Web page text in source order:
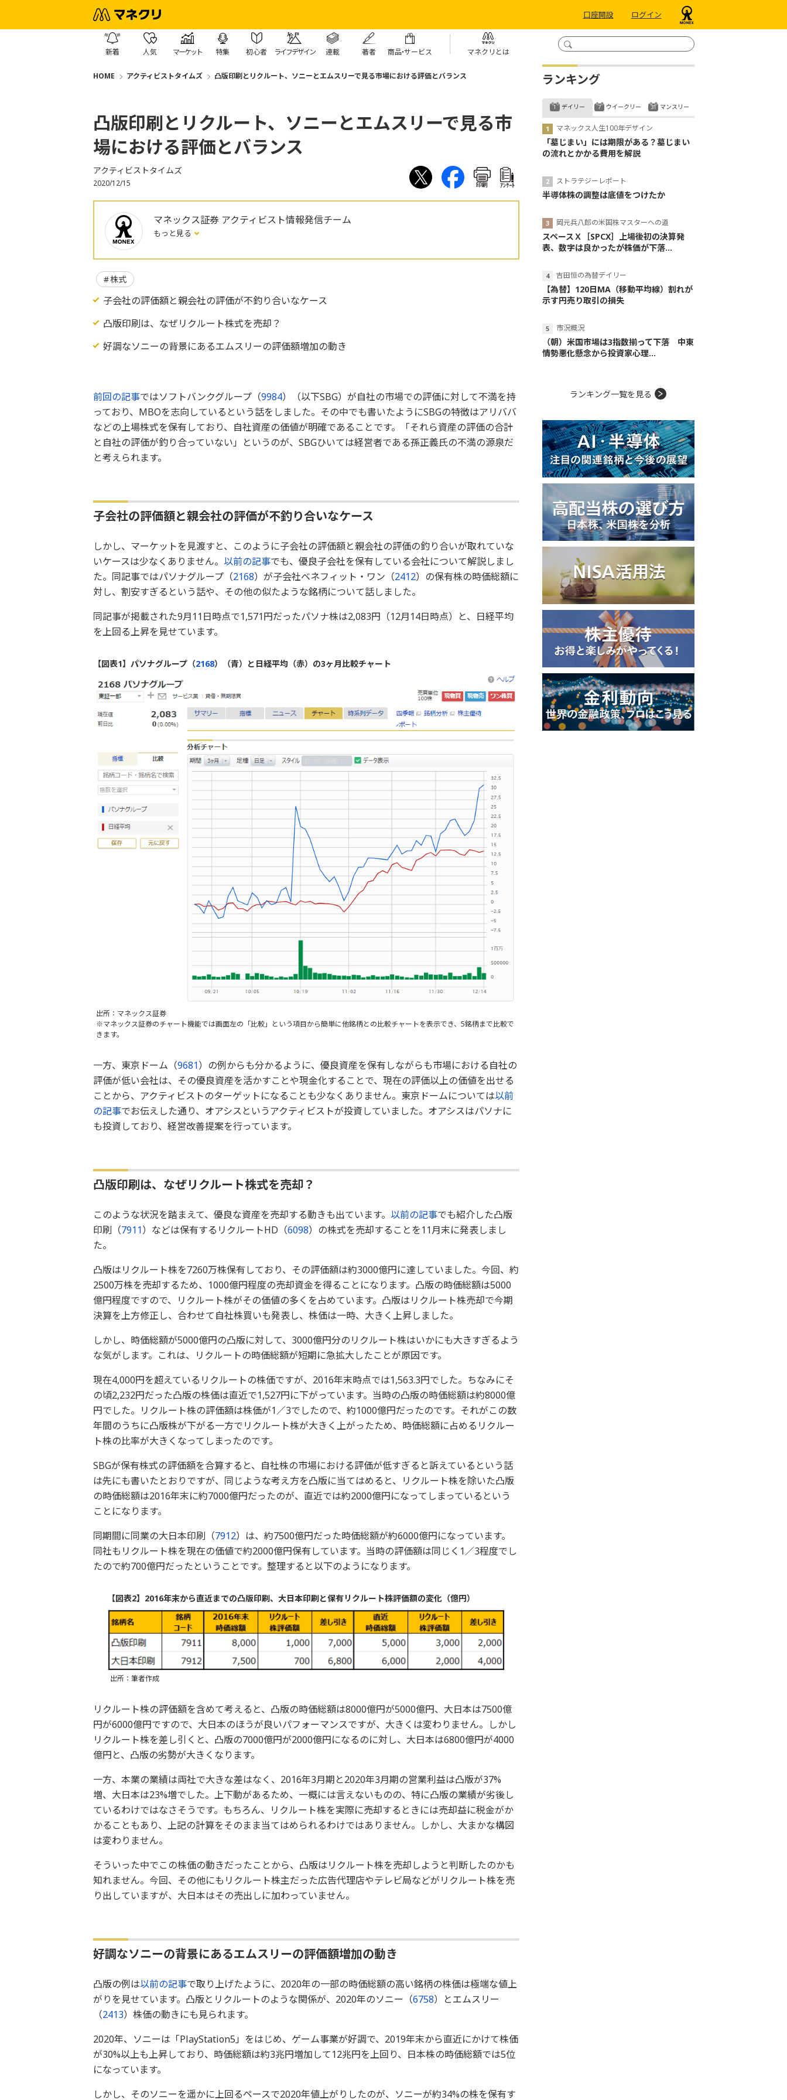
口座開設 ログイン
新着 人気 マーケット 特集 初心者 ライフデザイン 連載 著者 商品・サービス マネクリとは
HOME アクティビストタイムズ 凸版印刷とリクルート、ソニーとエムスリーで見る市場における評価とバランス
凸版印刷とリクルート、ソニーとエムスリーで見る市
場における評価とバランス
アクティビストタイムズ
2020/12/15 印刷 ｱﾝｹｰﾄ
マネックス証券 アクティビスト情報発信チーム
もっと見る
株式
子会社の評価額と親会社の評価が不釣り合いなケース
凸版印刷は、なぜリクルート株式を売却？
好調なソニーの背景にあるエムスリーの評価額増加の動き
前回の記事ではソフトバンクグループ（9984）（以下SBG）が自社の市場での評価に対して不満を持
っており、MBOを志向しているという話をしました。その中でも書いたようにSBGの特徴はアリババ
などの上場株式を保有しており、自社資産の価値が明確であることです。「それら資産の評価の合計
と自社の評価が釣り合っていない」というのが、SBGひいては経営者である孫正義氏の不満の源泉だ
と考えられます。
子会社の評価額と親会社の評価が不釣り合いなケース
しかし、マーケットを見渡すと、このように子会社の評価額と親会社の評価の釣り合いが取れていな
いケースは少なくありません。 以前の記事でも、優良子会社を保有している会社について解説しまし
た。同記事ではパソナグループ（2168）が子会社ベネフィット・ワン（2412）の保有株の時価総額に
対し、割安すぎるという話や、その他の似たような銘柄について話しました。
同記事が掲載された9月11日時点で1,571円だったパソナ株は2,083円（12月14日時点）と、日経平均
を上回る上昇を見せています。
【図表1】パソナグループ（2168）（青）と日経平均（赤）の3ヶ月比較チャート
出所：マネックス証券
※マネックス証券のチャート機能では画面左の「比較」という項目から簡単に他銘柄との比較チャートを表示でき、5銘柄まで比較で
きます。
一方、東京ドーム（9681）の例からも分かるように、優良資産を保有しながらも市場における自社の
評価が低い会社は、その優良資産を活かすことや現金化することで、現在の評価以上の価値を出せる
ことから、アクティビストのターゲットになることも少なくありません。東京ドームについては以前
の記事でお伝えした通り、オアシスというアクティビストが投資していました。オアシスはパソナに
も投資しており、経営改善提案を行っています。
凸版印刷は、なぜリクルート株式を売却？
このような状況を踏まえて、優良な資産を売却する動きも出ています。 以前の記事でも紹介した凸版
印刷（7911）などは保有するリクルートHD（6098）の株式を売却することを11月末に発表しまし
た。
凸版はリクルート株を7260万株保有しており、その評価額は約3000億円に達していました。今回、約
2500万株を売却するため、1000億円程度の売却資金を得ることになります。凸版の時価総額は5000
億円程度ですので、リクルート株がその価値の多くを占めています。凸版はリクルート株売却で今期
決算を上方修正し、合わせて自社株買いも発表し、株価は一時、大きく上昇しました。
しかし、時価総額が5000億円の凸版に対して、3000億円分のリクルート株はいかにも大きすぎるよう
な気がします。これは、リクルートの時価総額が短期に急拡大したことが原因です。
現在4,000円を超えているリクルートの株価ですが、2016年末時点では1,563.3円でした。ちなみにそ
の頃2,232円だった凸版の株価は直近で1,527円に下がっています。当時の凸版の時価総額は約8000億
円でした。リクルート株の評価額は株価が1／3でしたので、約1000億円だったのです。それがこの数
年間のうちに凸版株が下がる一方でリクルート株が大きく上がったため、時価総額に占めるリクルー
ト株の比率が大きくなってしまったのです。
SBGが保有株式の評価額を合算すると、自社株の市場における評価が低すぎると訴えているという話
は先にも書いたとおりですが、同じような考え方を凸版に当てはめると、リクルート株を除いた凸版
の時価総額は2016年末に約7000億円だったのが、直近では約2000億円になってしまっているという
ことになります。
同期間に同業の大日本印刷（7912）は、約7500億円だった時価総額が約6000億円になっています。
同社もリクルート株を現在の価値で約2000億円保有しています。当時の評価額は同じく1／3程度でし
たので約700億円だったということです。整理すると以下のようになります。
【図表2】2016年末から直近までの凸版印刷、大日本印刷と保有リクルート株評価額の変化（億円）
出所：筆者作成
リクルート株の評価額を含めて考えると、凸版の時価総額は8000億円が5000億円、大日本は7500億
円が6000億円ですので、大日本のほうが良いパフォーマンスですが、大きくは変わりません。しかし
リクルート株を差し引くと、凸版の7000億円が2000億円になるのに対し、大日本は6800億円が4000
億円と、凸版の劣勢が大きくなります。
一方、本業の業績は両社で大きな差はなく、2016年3月期と2020年3月期の営業利益は凸版が37%
増、大日本は23%増でした。上下動があるため、一概には言えないものの、特に凸版の業績が劣後し
ているわけではなさそうです。もちろん、リクルート株を実際に売却するときには売却益に税金がか
かることもあり、上記の計算をそのまま当てはめられるわけではありません。しかし、大まかな構図
は変わりません。
そういった中でこの株価の動きだったことから、凸版はリクルート株を売却しようと判断したのかも
知れません。今回、その他にもリクルート株主だった広告代理店やテレビ局などがリクルート株を売
り出していますが、大日本はその売出しに加わっていません。
好調なソニーの背景にあるエムスリーの評価額増加の動き
凸版の例は以前の記事で取り上げたように、2020年の一部の時価総額の高い銘柄の株価は極端な値上
がりを見せています。凸版とリクルートのような関係が、2020年のソニー（6758）とエムスリー
（2413）株価の動きにも見られます。
2020年、ソニーは「PlayStation5」をはじめ、ゲーム事業が好調で、2019年末から直近にかけて株価
が30%以上も上昇しており、時価総額は約3兆円増加して12兆円を上回り、日本株の時価総額では5位
になっています。
しかし、そのソニーを遥かに上回るペースで2020年値上がりしたのが、ソニーが約34%の株を保有す
ランキング
デイリー
マネックス人生100年デザイン
「墓じまい」には期限がある？墓じまい
の流れとかかる費用を解説
ストラテジーレポート
半導体株の調整は底値をつけたか
岡元兵八郎の米国株マスターへの道
スペースＸ［SPCX］上場後初の決算発
表、数字は良かったが株価が下落...
吉田恒の為替デイリー
【為替】120日MA（移動平均線）割れが
示す円売り取引の損失
市況概況
（朝）米国市場は3指数揃って下落 中東
情勢悪化懸念から投資家心理...
ウイークリー マンスリー
ランキング一覧を見る